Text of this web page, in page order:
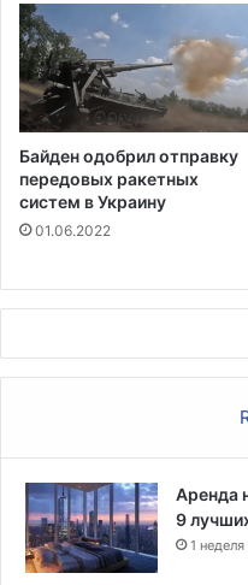
н
н
о
г
о
а
д
ы
х
а
м
Байден одобрил отправку
передовых ракетных
систем в Украину
01.06.2022
Аренда
9
1